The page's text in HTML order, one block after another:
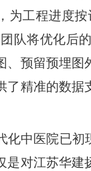
为工程进
队将优化后
、预留预埋
了精准的数
化中医院已
是对江苏华